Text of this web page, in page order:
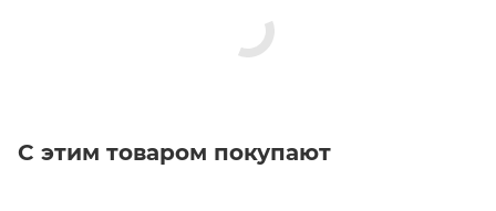
С этим товаром покупают